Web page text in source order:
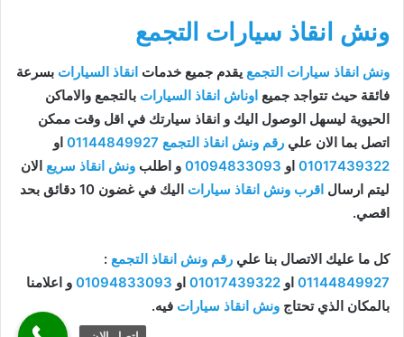
ونش انقاذ سيارات التجمع
ونش انقاذ سيارات التجمع يقدم جميع خدمات انقاذ السيارات بسرعة
فائقة حيث تتواجد جميع اوناش انقاذ السيارات بالتجمع والاماكن
الحيوية ليسهل الوصول اليك و انقاذ سيارتك في اقل وقت ممكن
اتصل بما الان علي رقم ونش انقاذ التجمع 01144849927 او
01017439322 او 01094833093 و اطلب ونش انقاذ سريع الان
ليتم ارسال اقرب ونش انقاذ سيارات
اليك في غضون 10 دقائق بحد
اقصي.
كل ما عليك الاتصال بنا علي رقم ونش انقاذ التجمع :
01144849927 او 01017439322 او 01094833093 و اعلامنا
بالمكان الذي تحتاج ونش انقاذ سيارات فيه.